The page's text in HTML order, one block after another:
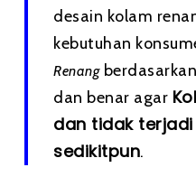
desain kolam
kebutuhan
Renang
dan benar agar
dan tidak
sedikitpun.